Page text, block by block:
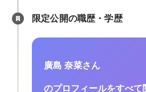
限定公開の職歴・学歴
廣島 奈菜さん
のプロフィールをすべて